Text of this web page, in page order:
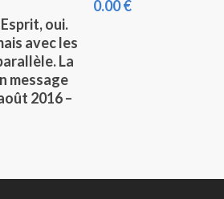
oui.
avec les
La
message
2016 –
0.00€